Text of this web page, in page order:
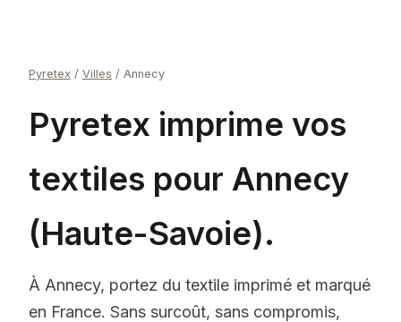
Pyretex / Villes / Annecy
Pyretex imprime vos
textiles pour Annecy
(Haute-Savoie).
À Annecy, portez du textile imprimé et marqué
en France. Sans surcoût, sans compromis,